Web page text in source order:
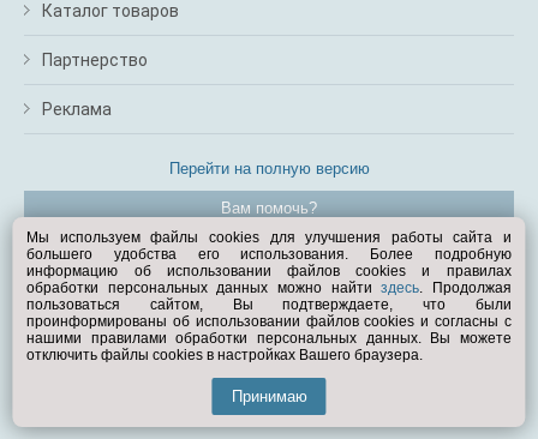
Каталог товаров
Партнерство
Реклама
Перейти на полную версию
Вам помочь?
© Exist.ru 1998—2026
Мы используем файлы cookies для улучшения работы сайта и
большего удобства его использования. Более подробную
информацию об использовании файлов cookies и правилах
обработки персональных данных можно найтиздесь. Продолжая
пользоваться сайтом, Вы подтверждаете, что были
проинформированы об использовании файлов cookies и согласны с
нашими правилами обработки персональных данных. Вы можете
отключить файлы cookies в настройках Вашего браузера.
Принимаю